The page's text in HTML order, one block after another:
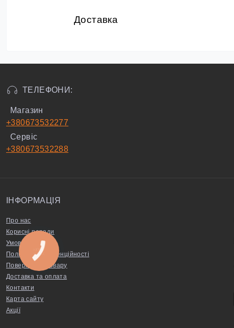
Доставка
ТЕЛЕФОНИ:
Магазин
+380673532277
Сервіс
+380673532288
ІНФОРМАЦІЯ
Про нас
Корисні поради
Умови угоди
Політика конфіденційності
Повернення товару
Доставка та оплата
Контакти
Карта сайту
Акції
КНОПКА
ЗВ'ЯЗКУ